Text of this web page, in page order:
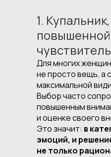
1.
повышенной
Для многих
не просто вещь, а
максимальной
Выбор часто
повышенным
и оценке своего
Это значит: в
эмоций, и
не только